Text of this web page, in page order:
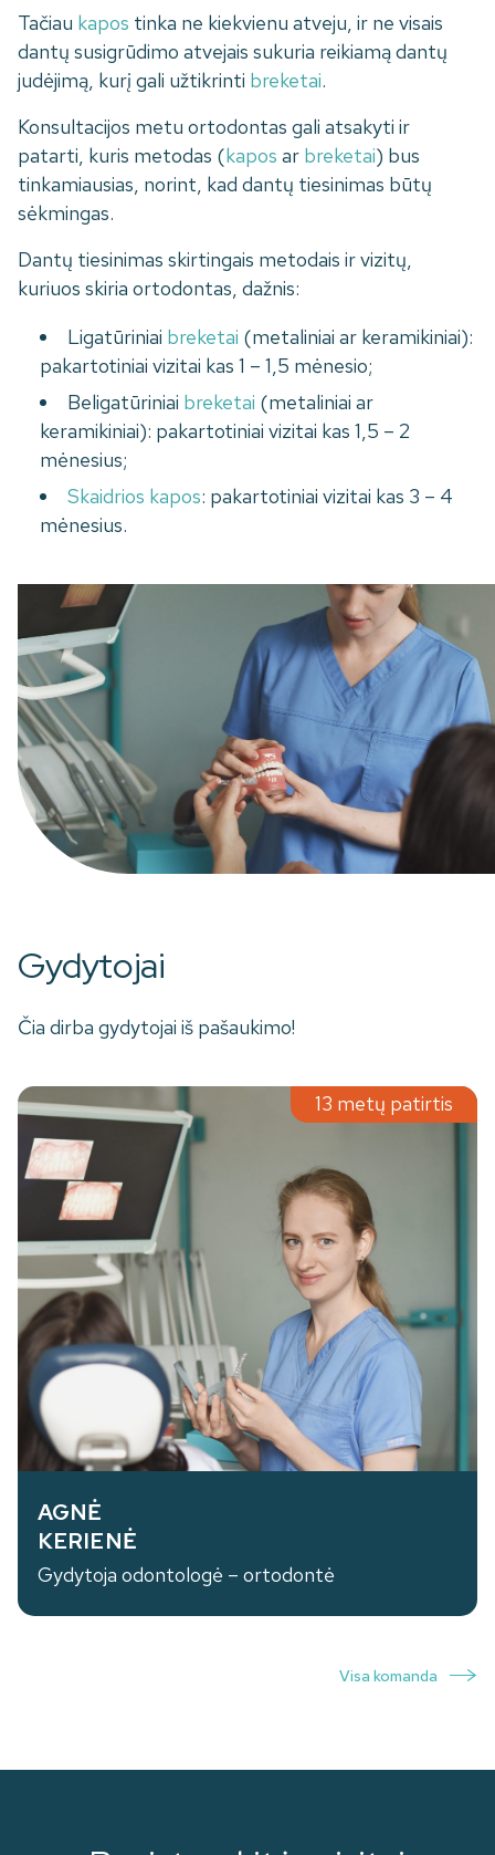
Tačiau kapos tinka ne kiekvienu atveju, ir ne visais
dantų susigrūdimo atvejais sukuria reikiamą dantų
judėjimą, kurį gali užtikrinti breketai.
Konsultacijos metu ortodontas gali atsakyti ir
patarti, kuris metodas (kapos ar breketai) bus
tinkamiausias, norint, kad dantų tiesinimas būtų
sėkmingas.
Dantų tiesinimas skirtingais metodais ir vizitų,
kuriuos skiria ortodontas, dažnis:
Ligatūriniai breketai (metaliniai ar keramikiniai):
pakartotiniai vizitai kas 1 – 1,5 mėnesio;
Beligatūriniai breketai (metaliniai ar
keramikiniai): pakartotiniai vizitai kas 1,5 – 2
mėnesius;
Skaidrios kapos: pakartotiniai vizitai kas 3 – 4
mėnesius.
Gydytojai
Čia dirba gydytojai iš pašaukimo!
13 metų patirtis
AGNĖ
KERIENĖ
Gydytoja odontologė – ortodontė
Visa komanda